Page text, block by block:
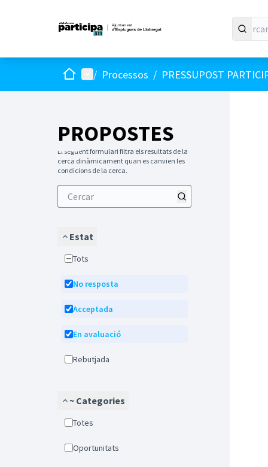
Inici Menú principal
/ Processos / PRESSUPOST
PROPOSTES
El següent formulari filtra els resultats de la
cerca dinàmicament quan es canvien les
condicions de la cerca.
Estat
Tots
No resposta
Acceptada
En avaluació
Rebutjada
~ Categories
Totes
Oportunitats